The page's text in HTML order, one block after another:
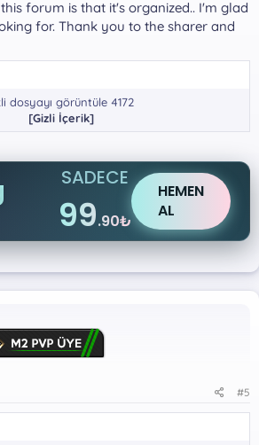
forum is that it's organized.. I'm glad
for. Thank you to the sharer and
dosyayı görüntüle 4172
[Gizli İçerik]
SADECE
99.90₺
HEMEN
AL
#5